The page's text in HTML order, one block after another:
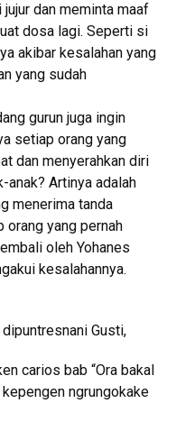
dan meminta maaf
dosa lagi. Seperti si
akibar kesalahan yang
yang sudah
gurun juga ingin
setiap orang yang
dan menyerahkan diri
anak? Artinya adalah
menerima tanda
orang yang pernah
oleh Yohanes
kesalahannya.
Gusti,
carios bab “Ora bakal
ngrungokake